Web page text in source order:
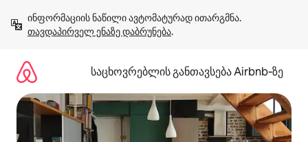
გადასვლა
თავდაპირველ ენაზე დაბრუნება.
საცხოვრებლის განთავსება Airbnb‑ზე